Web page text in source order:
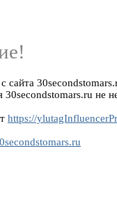
сайта
не
https://